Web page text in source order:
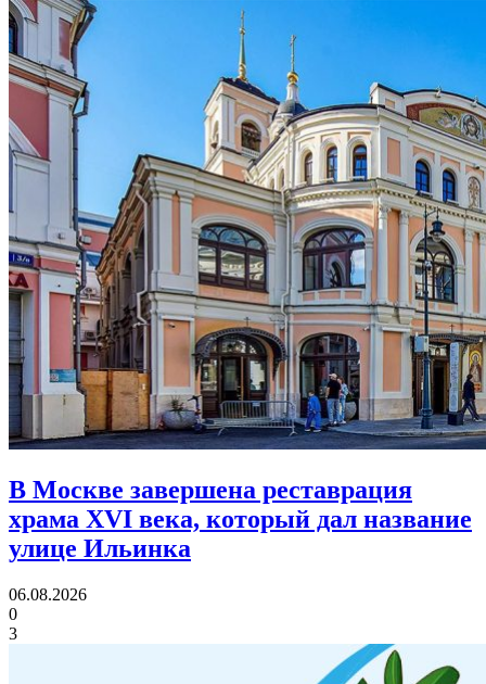
В Москве завершена реставрация
храма XVI века, который дал название
улице Ильинка
06.08.2026
0
3